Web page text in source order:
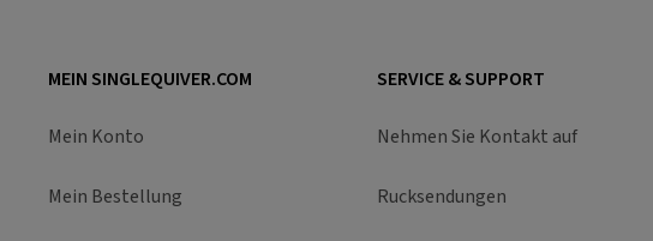
MEIN SINGLEQUIVER.COM
Mein Konto
Mein Bestellung
SERVICE & SUPPORT
Nehmen Sie Kontakt auf
Rucksendungen